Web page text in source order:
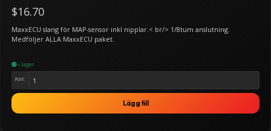
$16.70
MaxxECU slang för MAP-sensor inkl nipplar.< br/> 1/8tum anslutning.
Medföljer ALLA MaxxECU paket.
i lager
Ant:
Lägg till